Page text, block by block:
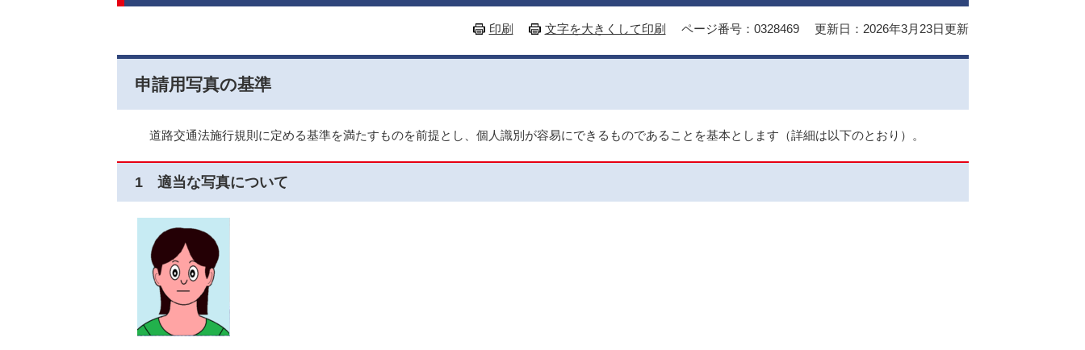
印刷 文字を大きくして印刷 ページ番号：0328469 更新日：2026年3月23日更新
申請用写真の基準
道路交通法施行規則に定める基準を満たすものを前提とし、個人識別が容易にできるものであることを基本とします（詳細は以下のとおり）。
1 適当な写真について